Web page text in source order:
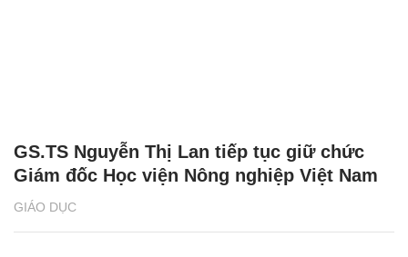
GIÁO DỤC
GS.TS Nguyễn Thị Lan tiếp tục giữ chức
Giám đốc Học viện Nông nghiệp Việt Nam